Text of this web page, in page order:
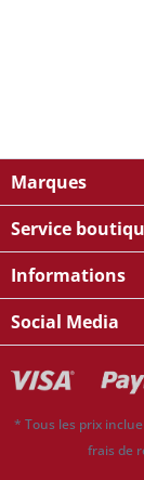
Marques
Service
Informations
Social Media
* Tous les prix
frais de